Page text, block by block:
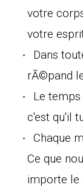
votre
votre
Dans
rÃ©pand
Le
c'est qu'il
Chaque
Ce que
importe le